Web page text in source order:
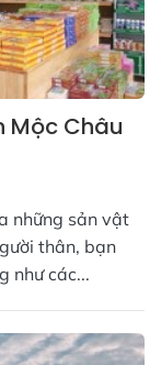
Mộc Châu
những sản vật
thân, bạn
như các...